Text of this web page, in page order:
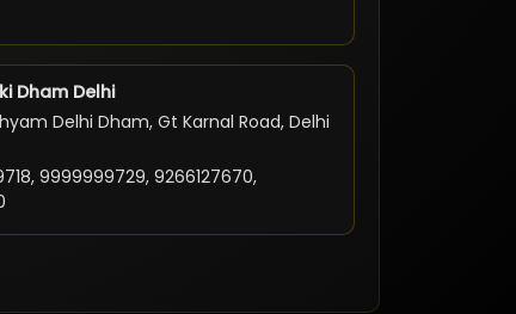
Dham Delhi
Delhi Dham, Gt Karnal Road, Delhi
9999999729, 9266127670,